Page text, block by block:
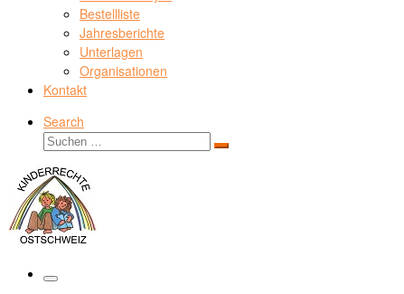
Bestellliste
Jahresberichte
Unterlagen
Organisationen
Kontakt
Search
Suche
Suchen …
Menü